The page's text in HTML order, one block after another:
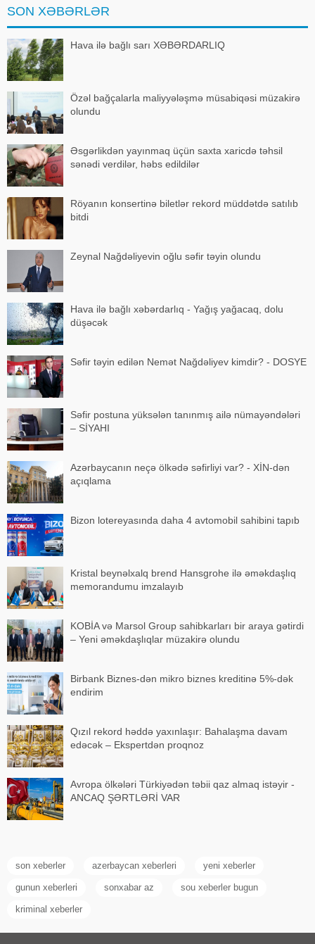
Əməkdaşlıq və Həmrəylik
Vəqfinin (TADİV) və
SON XƏBƏRLƏR
Hava ilə bağlı sarı XƏBƏRDARLIQ
Özəl bağçalarla maliyyələşmə müsabiqəsi müzakirə
olundu
Əsgərlikdən yayınmaq üçün saxta xaricdə təhsil
sənədi verdilər, həbs edildilər
Röyanın konsertinə biletlər rekord müddətdə satılıb
bitdi
Zeynal Nağdəliyevin oğlu səfir təyin olundu
Hava ilə bağlı xəbərdarlıq - Yağış yağacaq, dolu
düşəcək
Səfir təyin edilən Nemət Nağdəliyev kimdir? - DOSYE
Səfir postuna yüksələn tanınmış ailə nümayəndələri
– SİYAHI
Azərbaycanın neçə ölkədə səfirliyi var? - XİN-dən
açıqlama
Bizon lotereyasında daha 4 avtomobil sahibini tapıb
Kristal beynəlxalq brend Hansgrohe ilə əməkdaşlıq
memorandumu imzalayıb
KOBİA və Marsol Group sahibkarları bir araya gətirdi
– Yeni əməkdaşlıqlar müzakirə olundu
Birbank Biznes-dən mikro biznes kreditinə 5%-dək
endirim
Qızıl rekord həddə yaxınlaşır: Bahalaşma davam
edəcək – Ekspertdən proqnoz
Avropa ölkələri Türkiyədən təbii qaz almaq istəyir -
ANCAQ ŞƏRTLƏRİ VAR
son xeberler azerbaycan xeberleri yeni xeberler
gunun xeberleri sonxabar az sou xeberler bugun
kriminal xeberler